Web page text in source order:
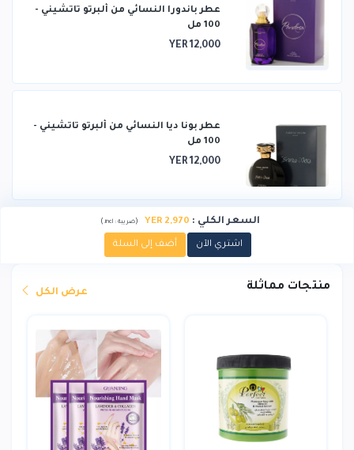
عطر باندورا النسائي من ألبرتو تاتشيني -
100 مل
YER 12,000
عطر بونا ديا النسائي من ألبرتو تاتشيني -
100 مل
YER 12,000
السعر الكلي :
YER 2,970
(ضريبة : incl.
)
اشتري الآن أضف إلى السلة
منتجات مماثلة عرض الكل